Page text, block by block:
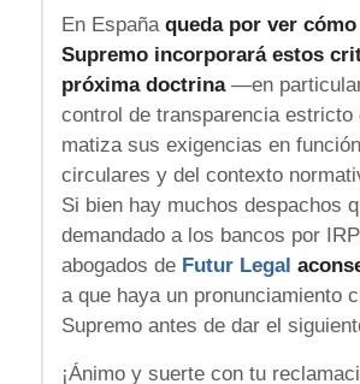
En España queda por ver cómo
Supremo incorporará estos
próxima doctrina—en
control de transparencia estricto
matiza sus exigencias en
circulares y del contexto
Si bien hay muchos despachos
demandado a los bancos por
abogados de Futur Legal
a que haya un pronunciamiento
Supremo antes de dar el
¡Ánimo y suerte con tu